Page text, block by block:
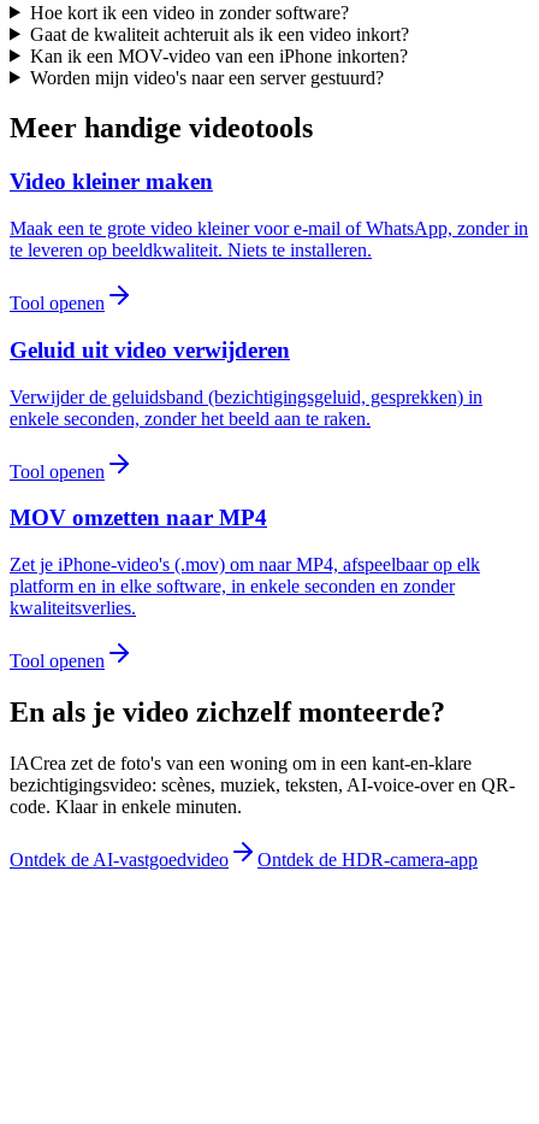
Hoe kort ik een video in zonder software?
Gaat de kwaliteit achteruit als ik een video inkort?
Kan ik een MOV-video van een iPhone inkorten?
Worden mijn video's naar een server gestuurd?
Meer handige videotools
Video kleiner maken
Maak een te grote video kleiner voor e-mail of WhatsApp, zonder in
te leveren op beeldkwaliteit. Niets te installeren.
Tool openen
Geluid uit video verwijderen
Verwijder de geluidsband (bezichtigingsgeluid, gesprekken) in
enkele seconden, zonder het beeld aan te raken.
Tool openen
MOV omzetten naar MP4
Zet je iPhone-video's (.mov) om naar MP4, afspeelbaar op elk
platform en in elke software, in enkele seconden en zonder
kwaliteitsverlies.
Tool openen
En als je video zichzelf monteerde?
IACrea zet de foto's van een woning om in een kant-en-klare
bezichtigingsvideo: scènes, muziek, teksten, AI-voice-over en QR-
code. Klaar in enkele minuten.
Ontdek de AI-vastgoedvideo Ontdek de HDR-camera-app